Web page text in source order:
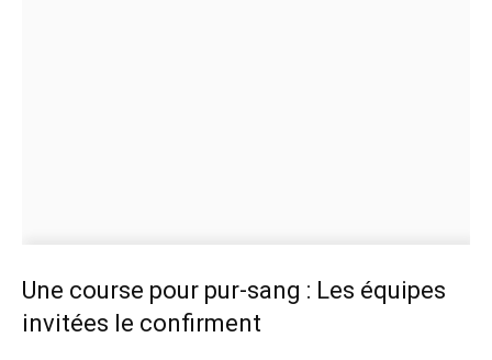
Une course pour pur-sang : Les équipes
invitées le confirment